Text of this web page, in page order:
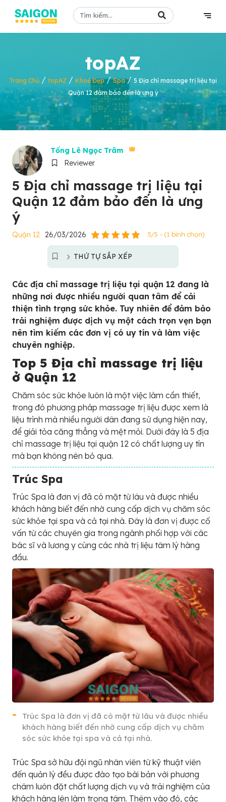
topAZ
Trang Chủ / topAZ / Khoẻ Đẹp/Spa/ 5 Địa chỉ massage trị liệu tại
Quận 12 đảm bảo đến là ưng ý
Tống Lê Ngọc Trâm
Reviewer
5 Địa chỉ massage trị liệu tại
Quận 12 đảm bảo đến là ưng
ý
Quận 12 26/03/2026 5/5 - (1 bình chọn)
THỨ TỰ SẮP XẾP
Các địa chỉ massage trị liệu tại quận 12 đang là
những nơi được nhiều người quan tâm để cải
thiện tình trạng sức khỏe. Tuy nhiên để đảm bảo
trải nghiệm được dịch vụ một cách trọn vẹn bạn
nên tìm kiếm các đơn vị có uy tín và làm việc
chuyên nghiệp.
Top 5 Địa chỉ massage trị liệu
ở Quận 12
Chăm sóc sức khỏe luôn là một việc làm cần thiết,
trong đó phương pháp massage trị liệu được xem là
liệu trình mà nhiều người dân đang sử dụng hiện nay,
để giải tỏa căng thẳng và mệt mỏi. Dưới đây là 5 địa
chỉ massage trị liệu tại quận 12 có chất lượng uy tín
mà bạn không nên bỏ qua.
Trúc Spa
Trúc Spa là đơn vị đã có mặt từ lâu và được nhiều
khách hàng biết đến nhờ cung cấp dịch vụ chăm sóc
sức khỏe tại spa và cả tại nhà. Đây là đơn vị được cố
vấn từ các chuyên gia trong ngành phối hợp với các
bác sĩ và lương y cùng các nhà trị liệu tâm lý hàng
đầu.
Trúc Spa là đơn vị đã có mặt từ lâu và được nhiều
khách hàng biết đến nhờ cung cấp dịch vụ chăm
sóc sức khỏe tại spa và cả tại nhà.
Trúc Spa sở hữu đội ngũ nhân viên từ kỹ thuật viên
đến quản lý đều được đào tạo bài bản với phương
châm luôn đặt chất lượng dịch vụ và trải nghiệm của
khách hàng lên làm trọng tâm. Thêm vào đó, các